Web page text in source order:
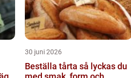
30 juni 2026
Beställa tårta så lyckas du